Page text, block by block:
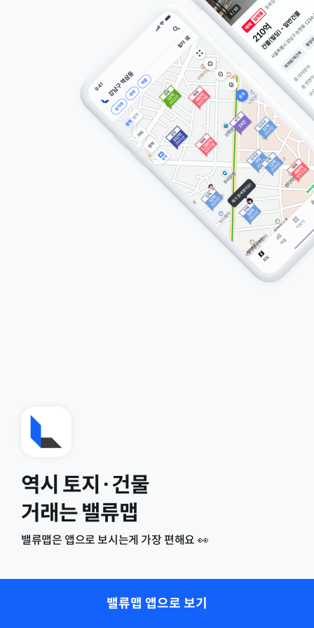
역시 토지·건물
거래는 밸류맵
밸류맵은 앱으로 보시는게 가장 편해요 👀
밸류맵 앱으로 보기